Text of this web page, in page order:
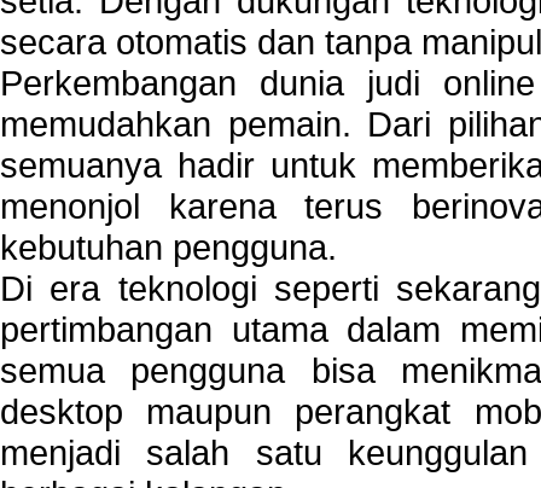
secara otomatis dan tanpa
Perkembangan dunia judi
memudahkan pemain. Dari
semuanya hadir untuk
menonjol karena terus
kebutuhan pengguna.
Di era teknologi seperti
pertimbangan utama dalam
semua pengguna bisa
desktop maupun perangkat
menjadi salah satu